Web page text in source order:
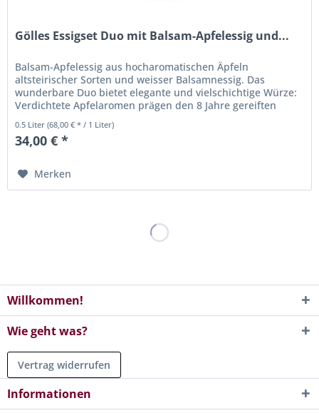
Gölles Essigset Duo mit Balsam-Apfelessig und...
Balsam-Apfelessig aus hocharomatischen Äpfeln
altsteirischer Sorten und weisser Balsamnessig. Das
wunderbare Duo bietet elegante und vielschichtige Würze:
Verdichtete Apfelaromen prägen den 8 Jahre gereiften
Balsam-Apfelessig und noble...
0.5 Liter(68,00 € * / 1 Liter)
34,00 € *
Merken
Willkommen!
Wie geht was?
Vertrag widerrufen
Informationen